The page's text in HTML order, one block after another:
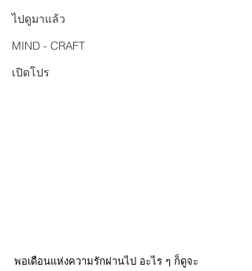
ไปดูมาแล้ว
MIND - CRAFT
เปิดโปร
พอเดือนแห่งความรักผ่านไป อะไร ๆ ก็ดูจะ